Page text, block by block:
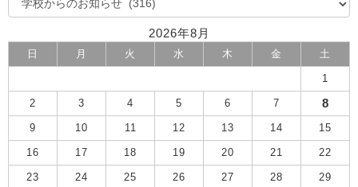
2026年8月
日 月 火 水 木 金 土
1
2 3 4 5 6 7 8
9 10 11 12 13 14 15
16 17 18 19 20 21 22
23 24 25 26 27 28 29